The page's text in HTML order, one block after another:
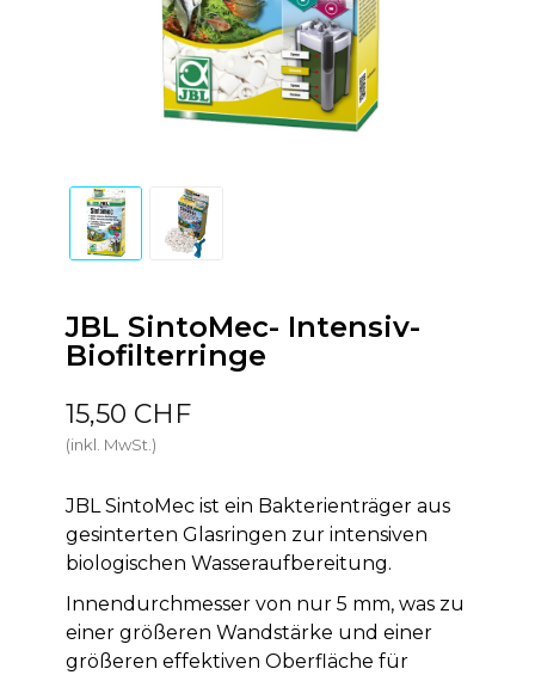
JBL SintoMec- Intensiv-
Biofilterringe
15,50 CHF
(inkl. MwSt.)
JBL SintoMec ist ein Bakterienträger aus
gesinterten Glasringen zur intensiven
biologischen Wasseraufbereitung.
Innendurchmesser von nur 5 mm, was zu
einer größeren Wandstärke und einer
größeren effektiven Oberfläche für